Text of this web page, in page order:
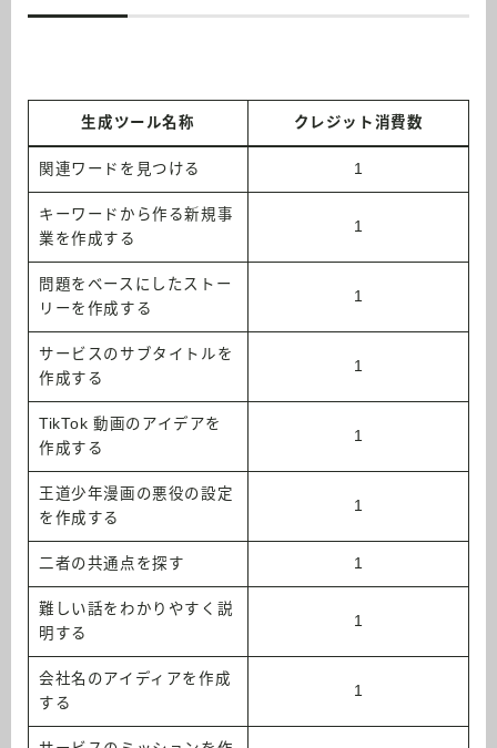
生成ツール名称 クレジット消費数
関連ワードを見つける 1
キーワードから作る新規事
業を作成する
1
問題をベースにしたストー
リーを作成する
1
サービスのサブタイトルを
作成する
1
TikTok 動画のアイデアを
作成する
1
王道少年漫画の悪役の設定
を作成する
1
二者の共通点を探す 1
難しい話をわかりやすく説
明する
1
会社名のアイディアを作成
する
1